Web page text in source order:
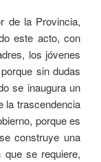
de la Provincia,
este acto, con
los jóvenes
sin dudas
se inaugura un
la trascendencia
porque es
construye una
se requiere,